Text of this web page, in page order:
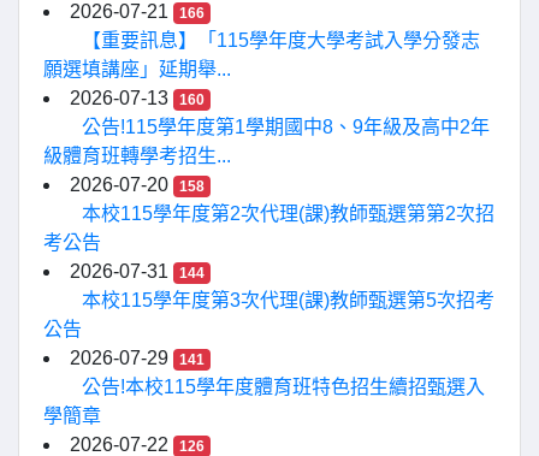
2026-07-21
166
【重要訊息】「115學年度大學考試入學分發志
願選填講座」延期舉...
2026-07-13
160
公告!115學年度第1學期國中8、9年級及高中2年
級體育班轉學考招生...
2026-07-20
158
本校115學年度第2次代理(課)教師甄選第第2次招
考公告
2026-07-31
144
本校115學年度第3次代理(課)教師甄選第5次招考
公告
2026-07-29
141
公告!本校115學年度體育班特色招生續招甄選入
學簡章
2026-07-22
126